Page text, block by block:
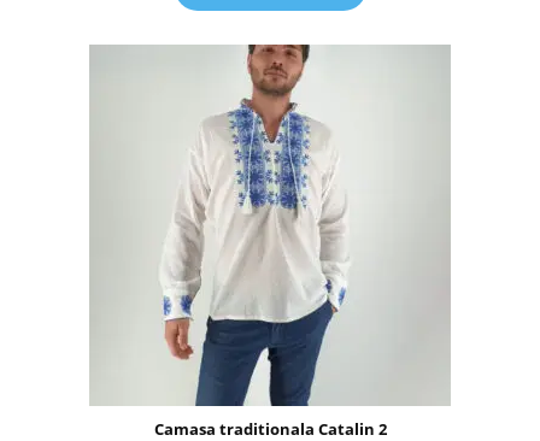
Camasa traditionala Catalin 2